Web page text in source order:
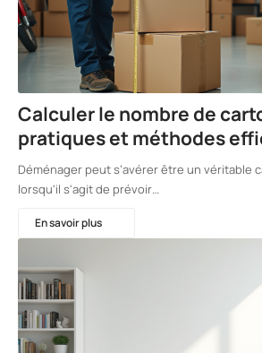
Calculer le nombre de
pratiques et méthodes
Déménager peut s’avérer être un véritable
lorsqu'il s'agit de prévoir…
En savoir plus